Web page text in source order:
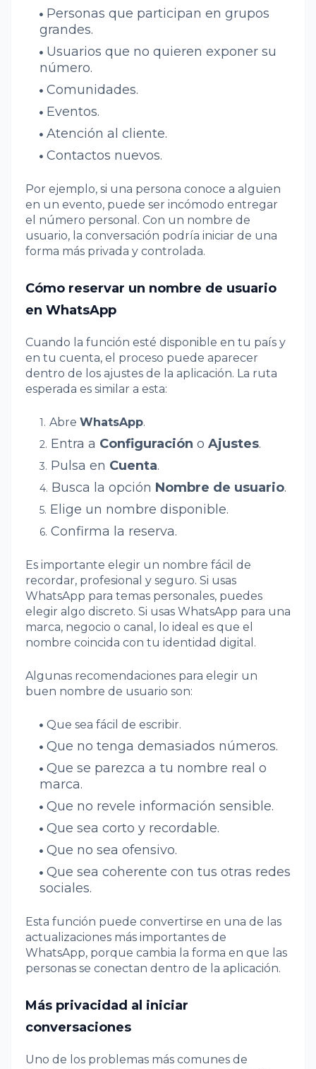
Personas que participan en grupos
grandes.
Usuarios que no quieren exponer su
número.
Comunidades.
Eventos.
Atención al cliente.
Contactos nuevos.
Por ejemplo, si una persona conoce a alguien
en un evento, puede ser incómodo entregar
el número personal. Con un nombre de
usuario, la conversación podría iniciar de una
forma más privada y controlada.
Cómo reservar un nombre de usuario
en WhatsApp
Cuando la función esté disponible en tu país y
en tu cuenta, el proceso puede aparecer
dentro de los ajustes de la aplicación. La ruta
esperada es similar a esta:
Abre WhatsApp.
Entra a Configuración o Ajustes.
Pulsa en Cuenta.
Busca la opción Nombre de usuario.
Elige un nombre disponible.
Confirma la reserva.
Es importante elegir un nombre fácil de
recordar, profesional y seguro. Si usas
WhatsApp para temas personales, puedes
elegir algo discreto. Si usas WhatsApp para una
marca, negocio o canal, lo ideal es que el
nombre coincida con tu identidad digital.
Algunas recomendaciones para elegir un
buen nombre de usuario son:
Que sea fácil de escribir.
Que no tenga demasiados números.
Que se parezca a tu nombre real o
marca.
Que no revele información sensible.
Que sea corto y recordable.
Que no sea ofensivo.
Que sea coherente con tus otras redes
sociales.
Esta función puede convertirse en una de las
actualizaciones más importantes de
WhatsApp, porque cambia la forma en que las
personas se conectan dentro de la aplicación.
Más privacidad al iniciar
conversaciones
Uno de los problemas más comunes de